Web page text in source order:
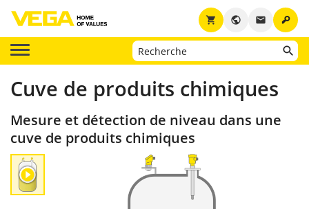
key
email
public
shopping_cart
Cuve de produits chimiques
Mesure et détection de niveau dans une
cuve de produits chimiques